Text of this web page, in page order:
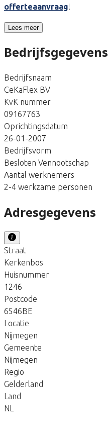
offerteaanvraag!
Lees meer
Bedrijfsgegevens
Bedrijfsnaam
CeKaFlex BV
KvK nummer
09167763
Oprichtingsdatum
26-01-2007
Bedrijfsvorm
Besloten Vennootschap
Aantal werknemers
2-4 werkzame personen
Adresgegevens
Straat
Kerkenbos
Huisnummer
1246
Postcode
6546BE
Locatie
Nijmegen
Gemeente
Nijmegen
Regio
Gelderland
Land
NL